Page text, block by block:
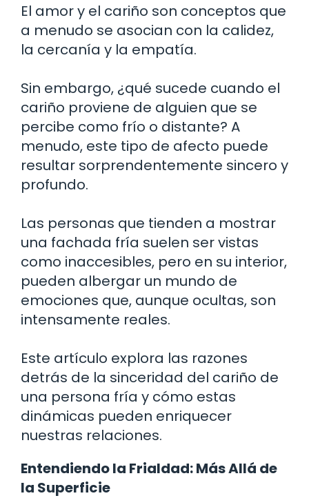
El amor y el cariño son conceptos que
a menudo se asocian con la calidez,
la cercanía y la empatía.
Sin embargo, ¿qué sucede cuando el
cariño proviene de alguien que se
percibe como frío o distante? A
menudo, este tipo de afecto puede
resultar sorprendentemente sincero y
profundo.
Las personas que tienden a mostrar
una fachada fría suelen ser vistas
como inaccesibles, pero en su interior,
pueden albergar un mundo de
emociones que, aunque ocultas, son
intensamente reales.
Este artículo explora las razones
detrás de la sinceridad del cariño de
una persona fría y cómo estas
dinámicas pueden enriquecer
nuestras relaciones.
Entendiendo la Frialdad: Más Allá de
la Superficie